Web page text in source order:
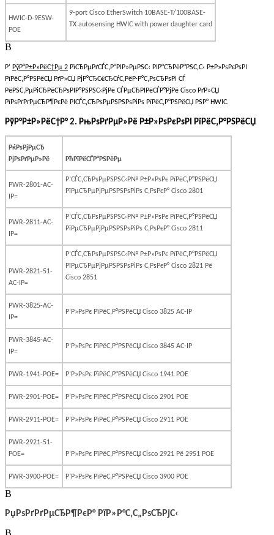
HWIC-D-9ESW-
POE
9-port Cisco EtherSwitch 10BASE-T/100BASE-
TX autosensing HWIC with power daughter card
В
Р’ РўР°Р±Р»РёС†Рµ 2 РїСЂРµРґСЃС‚Р°РІР»РµРЅС‹ РІР°СЂРёР°РЅС‚С‹ Р±Р»РѕРєРѕРІ
РїРёС‚Р°РЅРёСЏ РґР»СЏ РјР°СЂС€СЂСѓС‚РёР·Р°С‚РѕСЂРѕРІ СЃ
РёРЅС‚РµРіСЂРёСЂРѕРІР°РЅРЅС‹РјРё СЃРµСЂРІРёСЃР°РјРё Cisco РґР»СЏ
РїРѕРґРґРµСЂР¶РєРё РІСЃС‚СЂРѕРµРЅРЅРѕРіРѕ РїРёС‚Р°РЅРёСЏ РЅР° HWIC.
РўР°Р±Р»РёС†Р° 2. РњРѕРґРµР»Рё Р±Р»РѕРєРѕРІ РїРёС‚Р°РЅРёСЏ
РќРѕРјРµСЂ
РјРѕРґРµР»Рё
РћРїРёСЃР°РЅРёРµ
PWR-2801-AC-
IP=
Р’СЃС‚СЂРѕРµРЅРЅС‹Р№ Р±Р»РѕРє РїРёС‚Р°РЅРёСЏ
РїРµСЂРµРјРµРЅРЅРѕРіРѕ С‚РѕРєР° Cisco 2801
PWR-2811-AC-
IP=
Р’СЃС‚СЂРѕРµРЅРЅС‹Р№ Р±Р»РѕРє РїРёС‚Р°РЅРёСЏ
РїРµСЂРµРјРµРЅРЅРѕРіРѕ С‚РѕРєР° Cisco 2811
PWR-2821-51-
AC-IP=
Р’СЃС‚СЂРѕРµРЅРЅС‹Р№ Р±Р»РѕРє РїРёС‚Р°РЅРёСЏ
РїРµСЂРµРјРµРЅРЅРѕРіРѕ С‚РѕРєР° Cisco 2821 Рё
Cisco 2851
PWR-3825-AC-
IP=
Р‘Р»РѕРє РїРёС‚Р°РЅРёСЏ Cisco 3825 AC- IP
PWR-3845-AC-
IP=
Р‘Р»РѕРє РїРёС‚Р°РЅРёСЏ Cisco 3845 AC- IP
PWR-1941-POE= Р‘Р»РѕРє РїРёС‚Р°РЅРёСЏ Cisco 1941 POE
PWR-2901-POE= Р‘Р»РѕРє РїРёС‚Р°РЅРёСЏ Cisco 2901 POE
PWR-2911-POE= Р‘Р»РѕРє РїРёС‚Р°РЅРёСЏ Cisco 2911 POE
PWR-2921-51-
POE=
Р‘Р»РѕРє РїРёС‚Р°РЅРёСЏ Cisco 2921 Рё 2951 POE
PWR-3900-POE= Р‘Р»РѕРє РїРёС‚Р°РЅРёСЏ Cisco 3900 POE
В
РџРѕРґРґРµСЂР¶РєР° РїР»Р°С‚С„РѕСЂРјС‹
В